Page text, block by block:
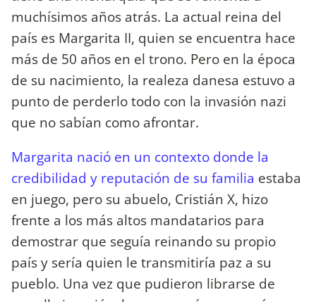
muchísimos años atrás. La actual reina del
país es Margarita II, quien se encuentra hace
más de 50 años en el trono. Pero en la época
de su nacimiento, la realeza danesa estuvo a
punto de perderlo todo con la invasión nazi
que no sabían como afrontar.
Margarita nació en un contexto donde la
credibilidad y reputación de su familia estaba
en juego, pero su abuelo, Cristián X, hizo
frente a los más altos mandatarios para
demostrar que seguía reinando su propio
país y sería quien le transmitiría paz a su
pueblo. Una vez que pudieron librarse de